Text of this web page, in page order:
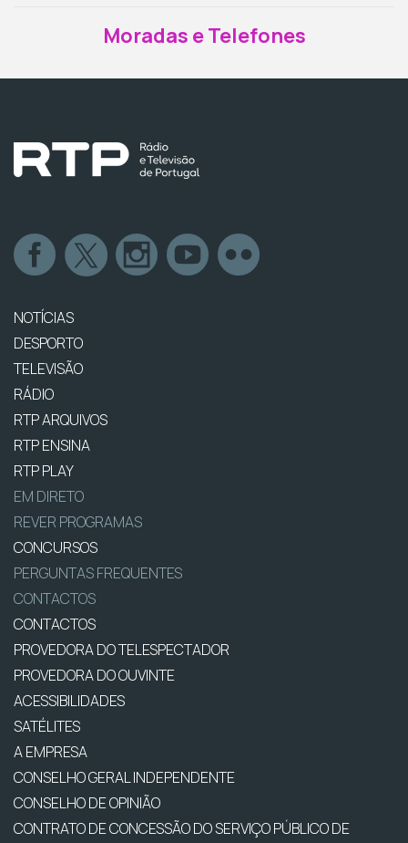
Moradas e Telefones
NOTÍCIAS
DESPORTO
TELEVISÃO
RÁDIO
RTP ARQUIVOS
RTP ENSINA
RTP PLAY
EM DIRETO
REVER PROGRAMAS
CONCURSOS
PERGUNTAS FREQUENTES
CONTACTOS
CONTACTOS
PROVEDORA DO TELESPECTADOR
PROVEDORA DO OUVINTE
ACESSIBILIDADES
SATÉLITES
A EMPRESA
CONSELHO GERAL INDEPENDENTE
CONSELHO DE OPINIÃO
CONTRATO DE CONCESSÃO DO SERVIÇO PÚBLICO DE